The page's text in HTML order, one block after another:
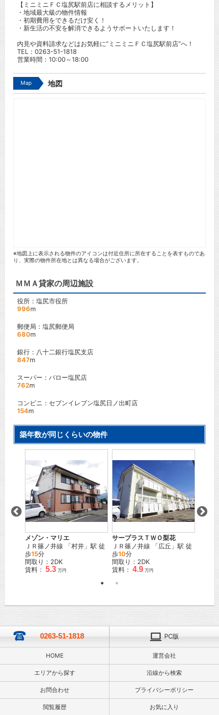
【ミニミニＦＣ塩尻駅前店に相談するメリット】
・地域最大級の物件情報
・初期費用をできるだけ安く！
・新生活の不安を解消できるようサポートいたします！
内見や資料請求などはお気軽に”ミニミニＦＣ塩尻駅前店”へ！
TEL： 0263-51-1818
営業時間：10:00～18:00
Map 地図
※地図上に表示される物件のアイコンは付近住所に所在することを表すものであ
り、実際の物件所在地とは異なる場合がございます。
ＭＭＡ貸家の周辺施設
役所：塩尻市役所
996m
郵便局：塩尻郵便局
680m
銀行：八十二銀行塩尻支店
847m
スーパー：バロー塩尻店
762m
コンビニ：セブンイレブン塩尻日ノ出町店
154m
築年数が同じくらいの物件
メゾン・マリエ
ＪＲ篠ノ井線 「村井 」駅 徒
歩15分
間取り：2DK
賃料： 5.3 万円
サープラスＴＷＯ梨花
ＪＲ篠ノ井線 「広丘 」駅 徒
歩10分
間取り：2DK
賃料： 4.9 万円
0263-51-1818 PC版
HOME 運営会社
エリアから探す 沿線から検索
お問合わせ プライバシーポリシー
閲覧履歴 お気に入り